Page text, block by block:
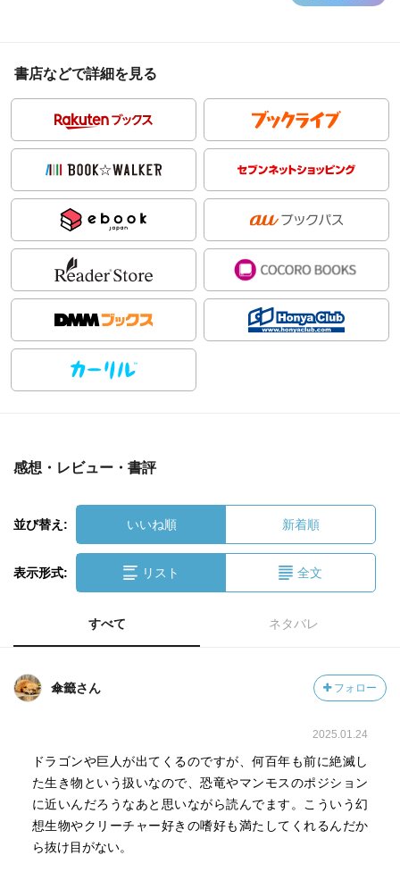
書店などで詳細を見る
感想・レビュー・書評
並び替え: いいね順 新着順
表示形式: リスト 全文
すべて ネタバレ
傘籤さん フォロー
2025.01.24
ドラゴンや巨人が出てくるのですが、何百年も前に絶滅し
た生き物という扱いなので、恐竜やマンモスのポジション
に近いんだろうなあと思いながら読んでます。こういう幻
想生物やクリーチャー好きの嗜好も満たしてくれるんだか
ら抜け目がない。